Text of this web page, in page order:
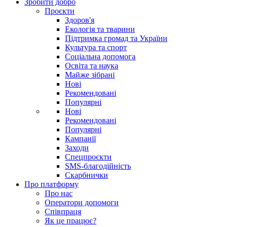
Зробити добро
Проєкти
Здоров'я
Екологія та тварини
Підтримка громад та України
Культура та спорт
Соціальна допомога
Освіта та наука
Майже зібрані
Нові
Рекомендовані
Популярні
Нові
Рекомендовані
Популярні
Кампанії
Заходи
Спецпроєкти
SMS-благодійність
Скарбнички
Про платформу
Про нас
Оператори допомоги
Співпраця
Як це працює?